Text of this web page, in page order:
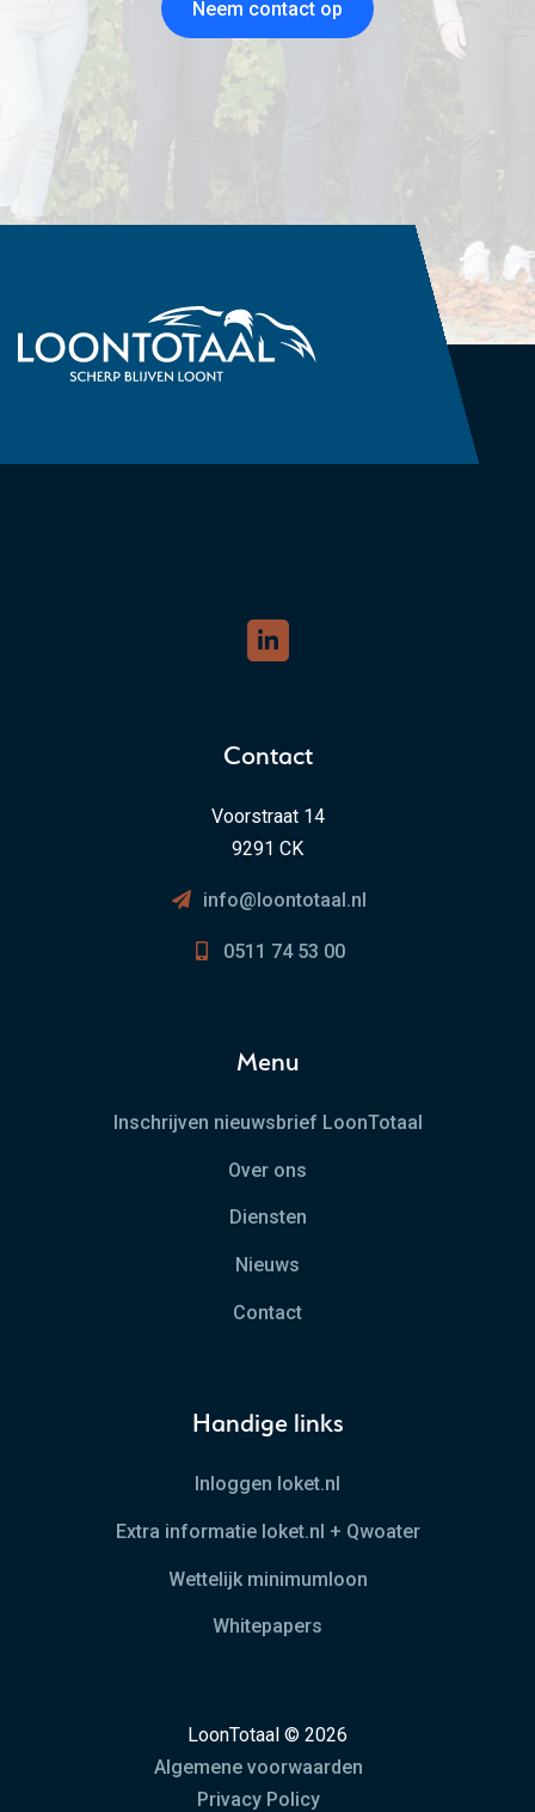
Neem contact op
Contact
Voorstraat 14
9291 CK
info@loontotaal.nl
0511 74 53 00
Menu
Inschrijven nieuwsbrief LoonTotaal
Over ons
Diensten
Nieuws
Contact
Handige links
Inloggen loket.nl
Extra informatie loket.nl + Qwoater
Wettelijk minimumloon
Whitepapers
LoonTotaal © 2026
Algemene voorwaarden
Privacy Policy